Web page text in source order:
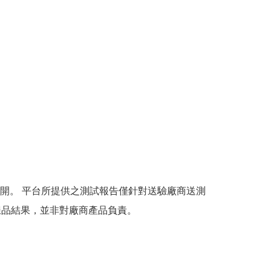
。 平台所提供之測試報告僅針對送驗廠商送測
結果，並非對廠商產品負責。